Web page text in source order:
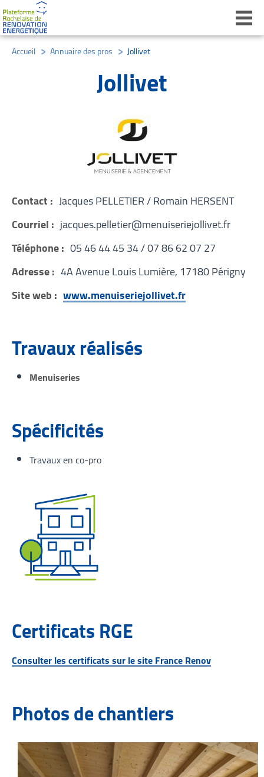
Accueil Annuaire des pros Jollivet
Jollivet
Contact : Jacques PELLETIER / Romain HERSENT
Courriel : jacques.pelletier@menuiseriejollivet.fr
Téléphone : 05 46 44 45 34 / 07 86 62 07 27
Adresse : 4A Avenue Louis Lumière, 17180 Périgny
Site web : www.menuiseriejollivet.fr
Travaux réalisés
Menuiseries
Spécificités
Travaux en co-pro
Certificats RGE
Consulter les certificats sur le site France Renov
Photos de chantiers